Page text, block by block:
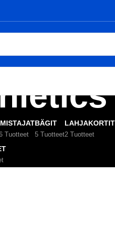
Tuotteet
BÄGIT
5 Tuotteet
LAHJAKORTIT
2 Tuotteet